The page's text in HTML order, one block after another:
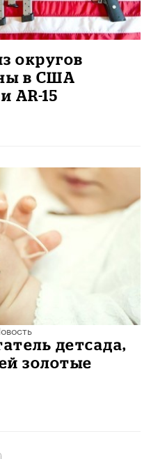
округов
в США
AR-15
детсада,
золотые